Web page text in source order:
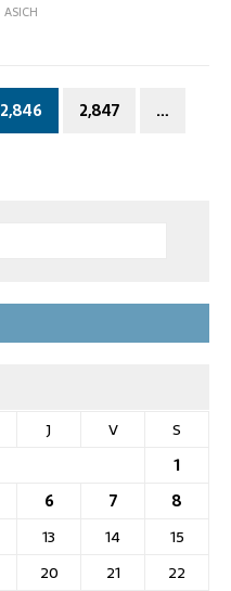
ASICH
2,846 2,847
…
J V
S
1
6 7
8
13 14
15
20 21
22